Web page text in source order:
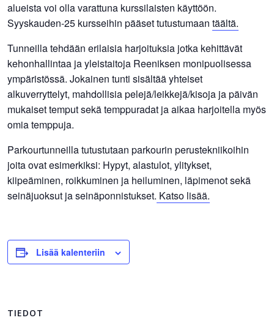
alueista voi olla varattuna kurssilaisten käyttöön.
Syyskauden-25 kursseihin pääset tutustumaan täältä.
Tunneilla tehdään erilaisia harjoituksia jotka kehittävät
kehonhallintaa ja yleistaitoja Reeniksen monipuolisessa
ympäristössä. Jokainen tunti sisältää yhteiset
alkuverryttelyt, mahdollisia pelejä/leikkejä/kisoja ja päivän
mukaiset temput sekä temppuradat ja aikaa harjoitella myös
omia temppuja.
Parkourtunneilla tutustutaan parkourin perustekniikoihin
joita ovat esimerkiksi: Hypyt, alastulot, ylitykset,
kiipeäminen, roikkuminen ja heiluminen, läpimenot sekä
seinäjuoksut ja seinäponnistukset. Katso lisää.
Lisää kalenteriin
TIEDOT